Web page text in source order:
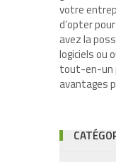
votre
d’opter
avez la
logiciels ou
tout-en-un
avantages